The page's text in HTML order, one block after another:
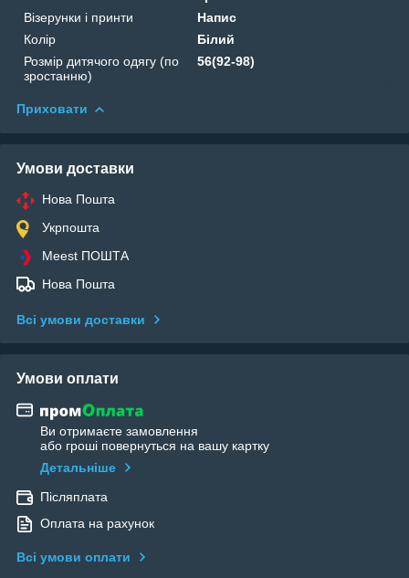
Візерунки і принти
Напис
Колір
Білий
Розмір дитячого одягу (по
зростанню)
56(92-98)
Приховати
Умови доставки
Нова Пошта
Укрпошта
Meest ПОШТА
Нова Пошта
Всі умови доставки
Умови оплати
Ви отримаєте замовлення
або гроші повернуться на вашу картку
Детальніше
Післяплата
Оплата на рахунок
Всі умови оплати